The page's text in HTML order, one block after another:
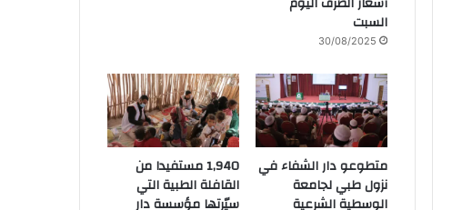
السبت
30/08/2025
متطوعو دار الشفاء في
نزول طبي لجامعة
الوسطية الشرعية
1,940 مستفيدا من
القافلة الطبية التي
سيّرتها مؤسسة دار